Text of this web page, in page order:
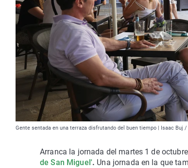
Gente sentada en una terraza disfrutando del buen tiempo | Isaac Buj /
Arranca la jornada del martes 1 de
de San Miguel'. Una jornada en la que